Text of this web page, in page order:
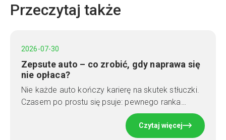
Przeczytaj także
2026-07-30
Zepsute auto – co zrobić, gdy naprawa się
nie opłaca?
Nie każde auto kończy karierę na skutek stłuczki.
Czasem po prostu się psuje: pewnego ranka…
Czytaj więcej